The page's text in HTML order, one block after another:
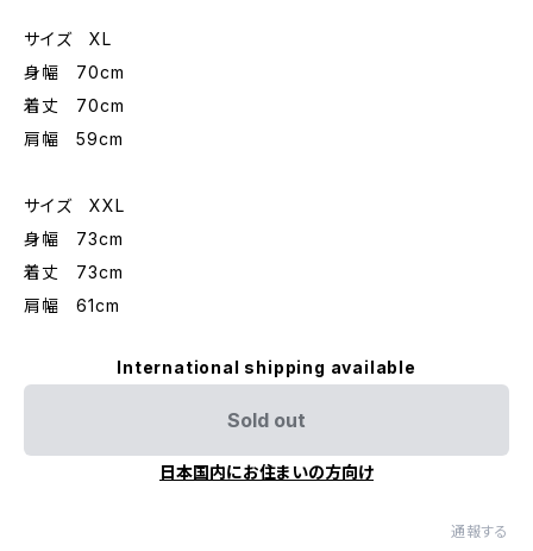
サイズ XL
身幅 70cm
着丈 70cm
肩幅 59cm
サイズ XXL
身幅 73cm
着丈 73cm
肩幅 61cm
International shipping available
Sold out
日本国内にお住まいの方向け
通報する